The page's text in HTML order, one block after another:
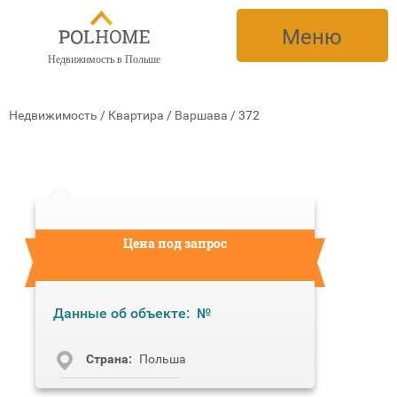
Недвижимость в Польше
Меню
Недвижимость / Квартира / Варшава /372
Цена под запрос
Данные об объекте: №
Cтрана: Польша